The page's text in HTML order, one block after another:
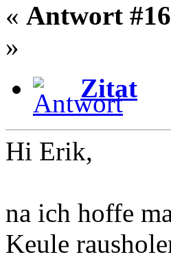
« Antwort
»
Zitat
Hi Erik,
na ich hoffe
Keule